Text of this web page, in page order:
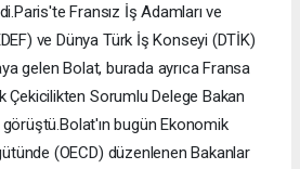
Fransız İş Adamları ve
ve Dünya Türk İş Konseyi (DTİK)
gelen Bolat, burada ayrıca Fransa
Çekicilikten Sorumlu Delege Bakan
bugün Ekonomik
(OECD) düzenlenen Bakanlar